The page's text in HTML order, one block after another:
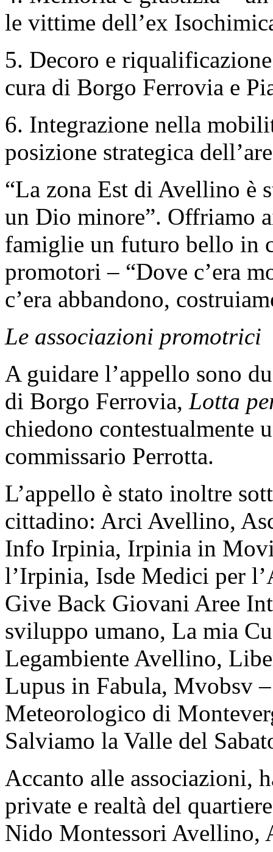
le vittime dell’ex
5. Decoro e
cura di Borgo Ferrovia e
6. Integrazione nella
posizione strategica
“La zona Est di Avellino è
un Dio minore”. Offriamo
famiglie un futuro bello in
promotori – “Dove c’era
c’era abbandono,
Le associazioni promotrici
A guidare l’appello sono
di Borgo Ferrovia, Lotta
chiedono contestualmente
commissario Perrotta.
L’appello è stato inoltre
cittadino: Arci Avellino,
Info Irpinia, Irpinia in
l’Irpinia, Isde Medici per
Give Back Giovani Aree
sviluppo umano, La mia
Legambiente Avellino,
Lupus in Fabula, Mvobsv
Meteorologico di
Salviamo la Valle del
Accanto alle associazioni,
private e realtà del
Nido Montessori Avellino,